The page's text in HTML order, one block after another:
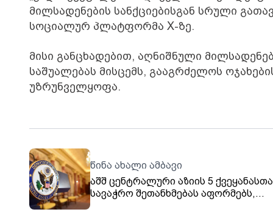
მილსადენების სანქციებისგან სრული
სოციალურ პლატფორმა X-ზე.
მისი განცხადებით, აღნიშნული
საშუალებას მისცემს, გააგრძელოს
უზრუნველყოფა.
წინა ახალი ამბავი
აშშ ცენტრალური აზიის 5
სავაჭრო შეთანხმებას აფორმებს,